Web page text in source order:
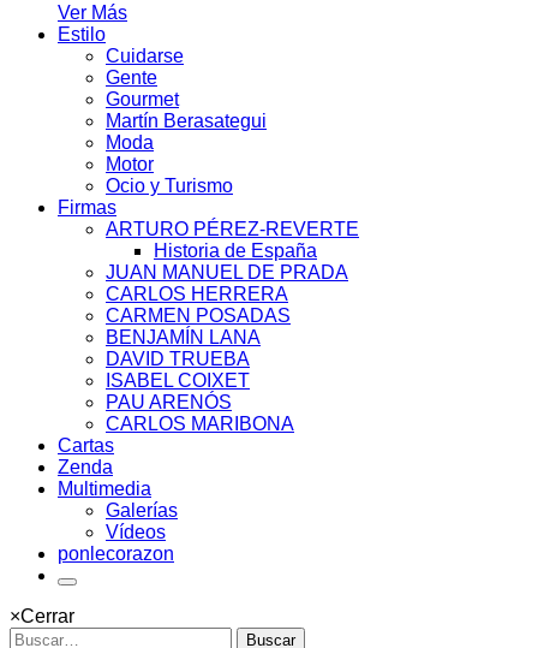
Ver Más
Estilo
Cuidarse
Gente
Gourmet
Martín Berasategui
Moda
Motor
Ocio y Turismo
Firmas
ARTURO PÉREZ-REVERTE
Historia de España
JUAN MANUEL DE PRADA
CARLOS HERRERA
CARMEN POSADAS
BENJAMÍN LANA
DAVID TRUEBA
ISABEL COIXET
PAU ARENÓS
CARLOS MARIBONA
Cartas
Zenda
Multimedia
Galerías
Vídeos
ponlecorazon
×Cerrar
Buscar